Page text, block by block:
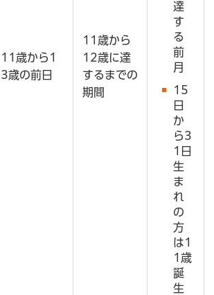
11歳から1
3歳の前日
11歳から
12歳に達
するまでの
期間
達
す
る
前
月
15
日
か
ら3
1日
生
ま
れ
の
方
は1
1歳
誕
生